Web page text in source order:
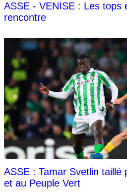
ASSE - VENISE : Les tops
rencontre
ASSE : Tamar Svetlin taillé
et au Peuple Vert